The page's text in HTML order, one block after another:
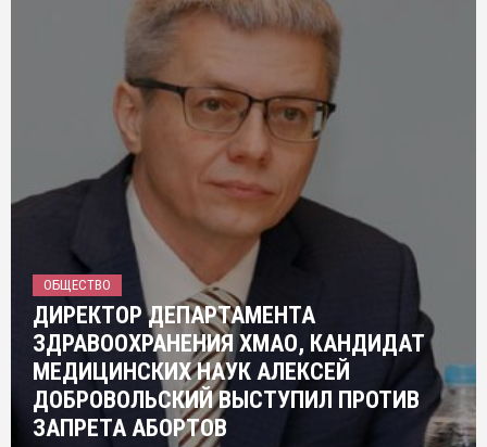
ОБЩЕСТВО
ДИРЕКТОР ДЕПАРТАМЕНТА
ЗДРАВООХРАНЕНИЯ ХМАО, КАНДИДАТ
МЕДИЦИНСКИХ НАУК АЛЕКСЕЙ
ДОБРОВОЛЬСКИЙ ВЫСТУПИЛ ПРОТИВ
ЗАПРЕТА АБОРТОВ